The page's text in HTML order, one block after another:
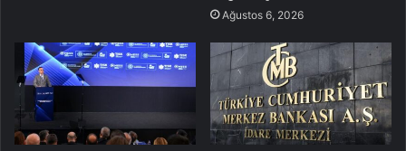
Ağustos 6, 2026